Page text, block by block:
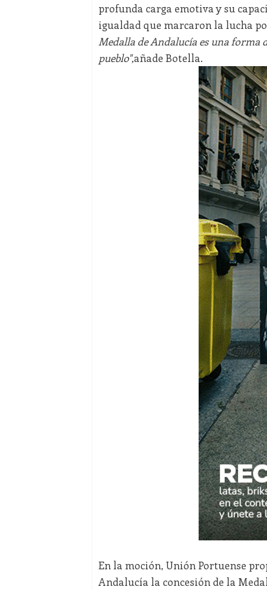
profunda carga emotiva y su
igualdad que marcaron la lucha
Medalla de Andalucía es una
pueblo",añade Botella.
En la moción, Unión Portuense
Andalucía la concesión de la